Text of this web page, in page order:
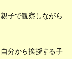
子で観察しながら
分から挨拶する子